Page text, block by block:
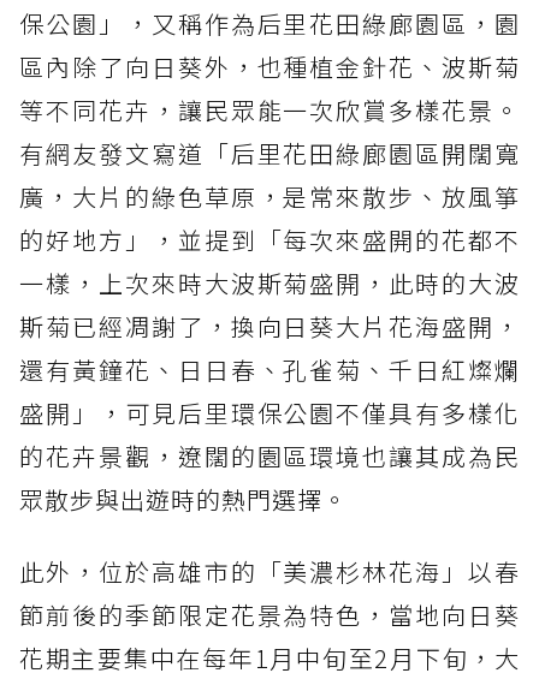
保公園」，又稱作為后里花田綠廊園區，園
區內除了向日葵外，也種植金針花、波斯菊
等不同花卉，讓民眾能一次欣賞多樣花景。
有網友發文寫道「后里花田綠廊園區開闊寬
廣，大片的綠色草原，是常來散步、放風箏
的好地方」，並提到「每次來盛開的花都不
一樣，上次來時大波斯菊盛開，此時的大波
斯菊已經凋謝了，換向日葵大片花海盛開，
還有黃鐘花、日日春、孔雀菊、千日紅燦爛
盛開」，可見后里環保公園不僅具有多樣化
的花卉景觀，遼闊的園區環境也讓其成為民
眾散步與出遊時的熱門選擇。
此外，位於高雄市的「美濃杉林花海」以春
節前後的季節限定花景為特色，當地向日葵
花期主要集中在每年1月中旬至2月下旬，大